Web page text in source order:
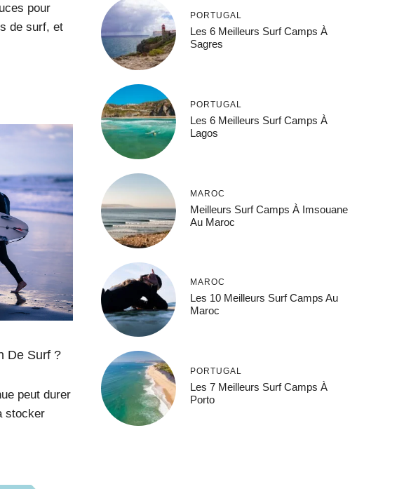
pour
de surf, et
De Surf ?
peut durer
stocker
PORTUGAL
Les 6 Meilleurs Surf Camps À
Sagres
PORTUGAL
Les 6 Meilleurs Surf Camps À
Lagos
MAROC
Meilleurs Surf Camps À Imsouane
Au Maroc
MAROC
Les 10 Meilleurs Surf Camps Au
Maroc
PORTUGAL
Les 7 Meilleurs Surf Camps À
Porto